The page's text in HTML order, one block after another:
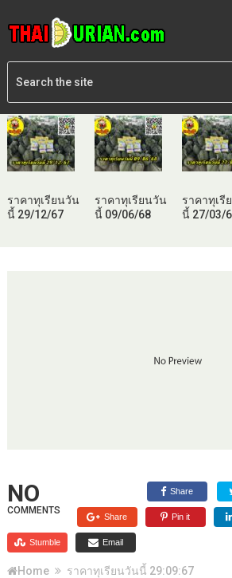
ราคาทุเรียนวัน
นี้ 29/12/67
ราคาทุเรียนวัน
นี้ 09/06/68
ราคาทุเรี
นี้ 27/03/
NO
COMMENTS
Share
Share Pin it
Stumble Email
Home ราคาทุเรียนวันนี้ 29:09:67